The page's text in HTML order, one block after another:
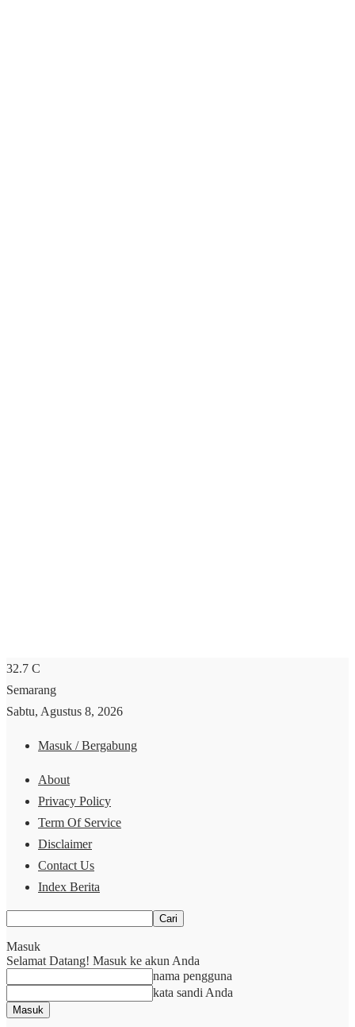
32.7 C
Semarang
Sabtu, Agustus 8, 2026
Masuk / Bergabung
About
Privacy Policy
Term Of Service
Disclaimer
Contact Us
Index Berita
Masuk
Selamat Datang! Masuk ke akun Anda
nama pengguna
kata sandi Anda